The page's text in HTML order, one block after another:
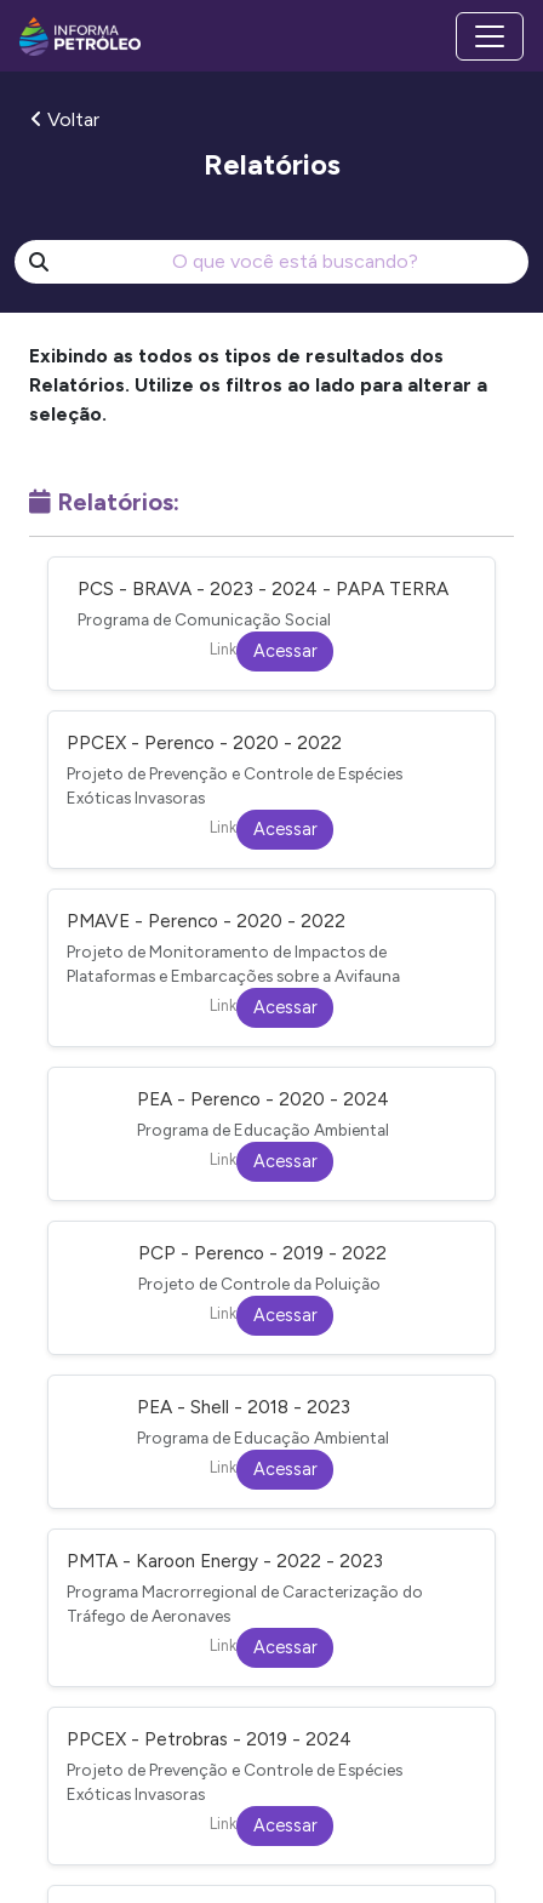
Voltar
Relatórios
Exibindo as todos os tipos de resultados dos
Relatórios. Utilize os filtros ao lado para alterar a
seleção.
Relatórios:
PCS - BRAVA - 2023 - 2024 - PAPA TERRA
Programa de Comunicação Social
Link Acessar
PPCEX - Perenco - 2020 - 2022
Projeto de Prevenção e Controle de Espécies
Exóticas Invasoras
Link Acessar
PMAVE - Perenco - 2020 - 2022
Projeto de Monitoramento de Impactos de
Plataformas e Embarcações sobre a Avifauna
Link Acessar
PEA - Perenco - 2020 - 2024
Programa de Educação Ambiental
Link Acessar
PCP - Perenco - 2019 - 2022
Projeto de Controle da Poluição
Link Acessar
PEA - Shell - 2018 - 2023
Programa de Educação Ambiental
Link Acessar
PMTA - Karoon Energy - 2022 - 2023
Programa Macrorregional de Caracterização do
Tráfego de Aeronaves
Link Acessar
PPCEX - Petrobras - 2019 - 2024
Projeto de Prevenção e Controle de Espécies
Exóticas Invasoras
Link Acessar